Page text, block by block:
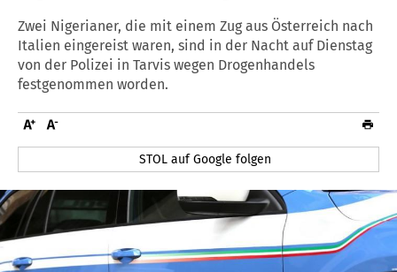
Zwei Nigerianer, die mit einem Zug aus Österreich nach
Italien eingereist waren, sind in der Nacht auf Dienstag
von der Polizei in Tarvis wegen Drogenhandels
festgenommen worden.
STOL auf Google folgen